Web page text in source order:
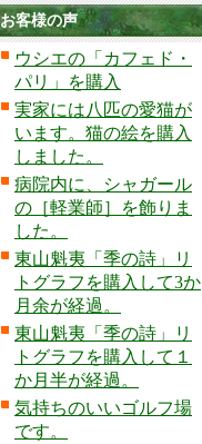
お客様の声
ウシエの「カフェド・
パリ」を購入
実家には八匹の愛猫が
います。猫の絵を購入
しました。
病院内に、シャガール
の［軽業師］を飾りま
した。
東山魁夷「季の詩」リ
トグラフを購入して3か
月余が経過。
東山魁夷「季の詩」リ
トグラフを購入して１
か月半が経過。
気持ちのいいゴルフ場
です。